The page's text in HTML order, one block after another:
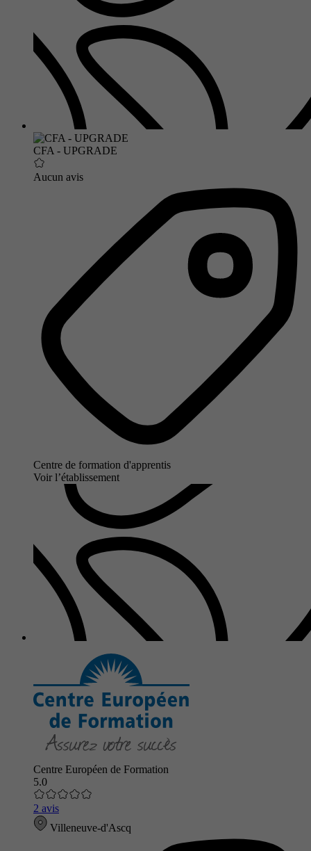
CFA - UPGRADE
Aucun avis
Centre de formation d'apprentis
Voir l’établissement
Centre Européen de Formation
5.0
2 avis
Villeneuve-d'Ascq